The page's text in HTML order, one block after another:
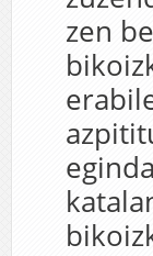
zen